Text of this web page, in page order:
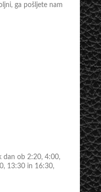
ga pošljete nam
dan ob 2:20, 4:00,
13:30 in 16:30,